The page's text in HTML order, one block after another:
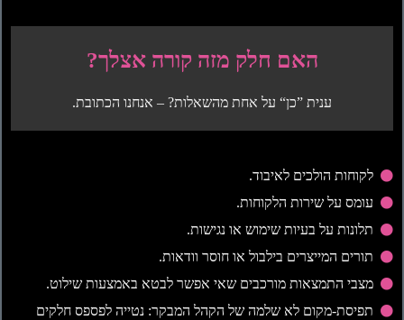
האם חלק מזה קורה אצלך?
ענית ”כן“ על אחת מהשאלות? – אנחנו הכתובת.
לקוחות הולכים לאיבוד.
עומס על שירות הלקוחות.
תלונות על בעיות שימוש או נגישות.
תורים המייצרים בילבול או חוסר וודאות.
מצבי התמצאות מורכבים שאי אפשר לבטא באמצעות שילוט.
תפיסת-מקום לא שלמה של הקהל המבקר: נטייה לפספס חלקים